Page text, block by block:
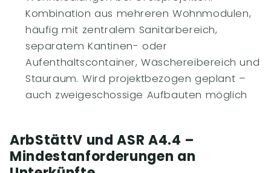
Kombination aus mehreren Wohnmodulen,
häufig mit zentralem Sanitärbereich,
separatem Kantinen- oder
Aufenthaltscontainer, Wäschereibereich und
Stauraum. Wird projektbezogen geplant –
auch zweigeschossige Aufbauten möglich
ArbStättV und ASR A4.4 –
Mindestanforderungen an